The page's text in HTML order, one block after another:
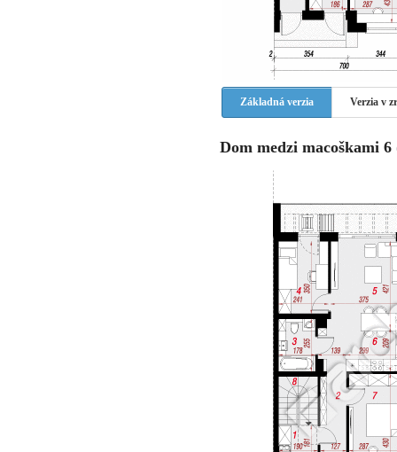
Základná verzia Verzia v
Dom medzi macoškami